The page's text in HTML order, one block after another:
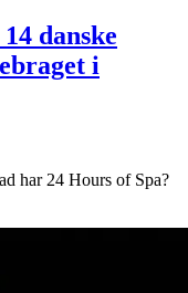
danske
i
har 24 Hours of Spa?